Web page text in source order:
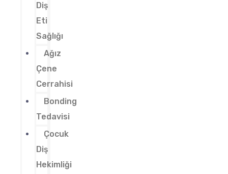
Diş
Eti
Sağlığı
Ağız
Çene
Cerrahisi
Bonding
Tedavisi
Çocuk
Diş
Hekimliği